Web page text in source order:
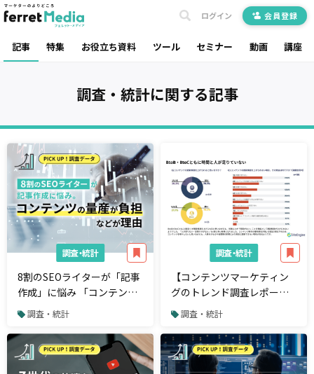
記事 特集 お役立ち資料 ツール セミナー 動画 講座
ログイン 会員登録
調査・統計に関する記事
調査・統計
8割のSEOライターが「記事
作成」に悩み 「コンテンツ
の量産が負担」などが理
由。今週のPICK UP！調査デ
ータ
調査・統計
調査・統計
【コンテンツマーケティン
グのトレンド調査レポー
ト】コンテンツの更新頻度
は「週1回以上」が75%超、
「時間または人が足りな
い」企業は45%超
調査・統計